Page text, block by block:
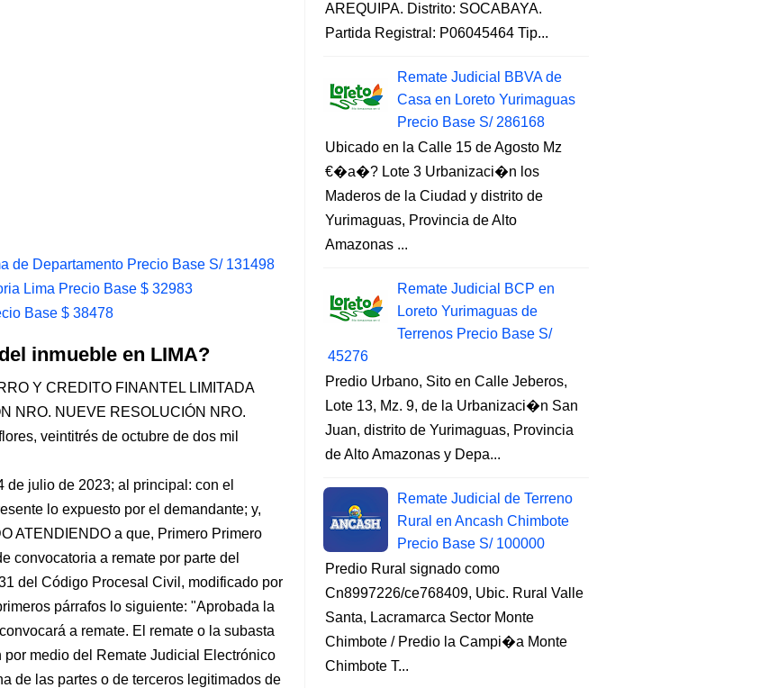
de Departamento Precio Base S/ 131498
Lima Precio Base $ 32983
Base $ 38478
inmueble en LIMA?
Y CREDITO FINANTEL LIMITADA
NRO. NUEVE RESOLUCIÓN NRO.
veintitrés de octubre de dos mil
de julio de 2023; al principal: con el
lo expuesto por el demandante; y,
ATENDIENDO a que, Primero Primero
convocatoria a remate por parte del
del Código Procesal Civil, modificado por
párrafos lo siguiente: "Aprobada la
a remate. El remate o la subasta
medio del Remate Judicial Electrónico
de las partes o de terceros legitimados de
AREQUIPA. Distrito: SOCABAYA.
Partida Registral: P06045464 Tip...
Remate Judicial BBVA de
Casa en Loreto Yurimaguas
Precio Base S/ 286168
Ubicado en la Calle 15 de Agosto Mz
€�a�? Lote 3 Urbanizaci�n los
Maderos de la Ciudad y distrito de
Yurimaguas, Provincia de Alto
Amazonas ...
Remate Judicial BCP en
Loreto Yurimaguas de
Terrenos Precio Base S/
45276
Predio Urbano, Sito en Calle Jeberos,
Lote 13, Mz. 9, de la Urbanizaci�n San
Juan, distrito de Yurimaguas, Provincia
de Alto Amazonas y Depa...
Remate Judicial de Terreno
Rural en Ancash Chimbote
Precio Base S/ 100000
Predio Rural signado como
Cn8997226/ce768409, Ubic. Rural Valle
Santa, Lacramarca Sector Monte
Chimbote / Predio la Campi�a Monte
Chimbote T...